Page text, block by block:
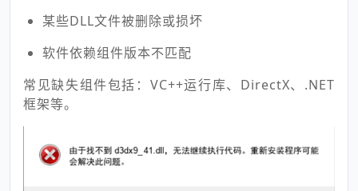
某些DLL文件被删除或损坏
软件依赖组件版本不匹配
常见缺失组件包括：VC++运行库、DirectX、.NET
框架等。